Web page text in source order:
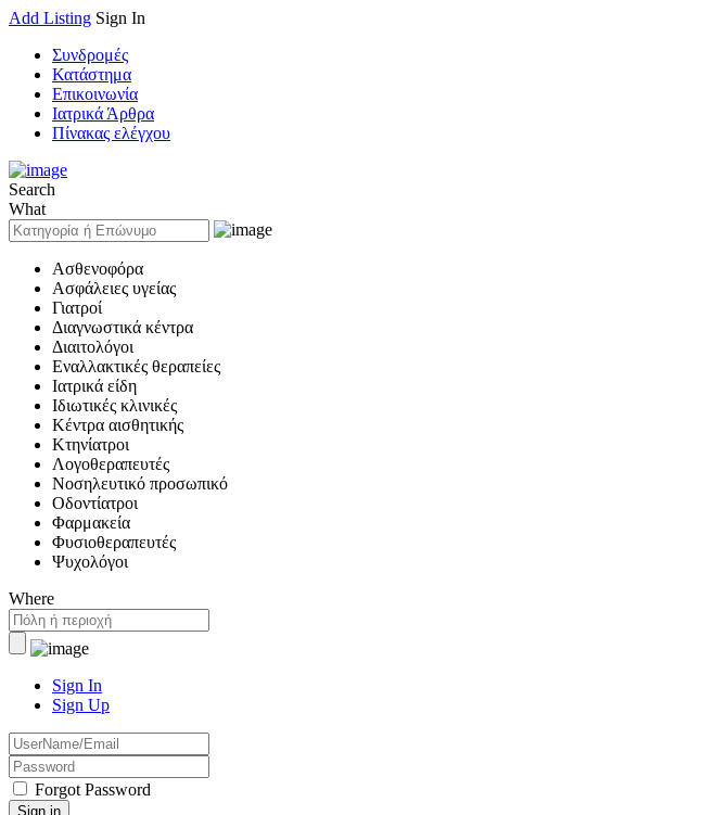
Add Listing Sign In
Συνδρομές
Κατάστημα
Επικοινωνία
Ιατρικά Άρθρα
Πίνακας ελέγχου
Search
What
Ασθενοφόρα
Ασφάλειες υγείας
Γιατροί
Διαγνωστικά κέντρα
Διαιτολόγοι
Εναλλακτικές θεραπείες
Ιατρικά είδη
Ιδιωτικές κλινικές
Κέντρα αισθητικής
Κτηνίατροι
Λογοθεραπευτές
Νοσηλευτικό προσωπικό
Οδοντίατροι
Φαρμακεία
Φυσιοθεραπευτές
Ψυχολόγοι
Where
Sign In
Sign Up
Forgot Password